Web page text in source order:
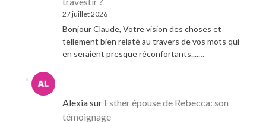
27 juillet 2026
Bonjour Claude, Votre vision des choses et
tellement bien relaté au travers de vos mots qui
en seraient presque réconfortants....…
Alexiasur Esther épouse de Rebecca: son
témoignage